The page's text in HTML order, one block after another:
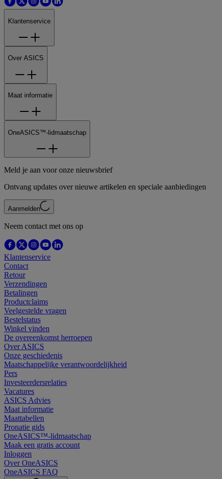
Klantenservice
Over ASICS
Maat informatie
OneASICS™-lidmaatschap
Meld je aan voor onze nieuwsbrief
Ontvang updates over nieuwe artikelen en speciale aanbiedingen
Aanmelden
Neem contact met ons op
Klantenservice
Contact
Retour
Verzendingen
Betalingen
Productclaims
Veelgestelde vragen
Bestelstatus
Winkel vinden
De overeenkomst herroepen
Over ASICS
Onze geschiedenis
Maatschappelijke verantwoordelijkheid
Pers
Investeerdersrelaties
Vacatures
ASICS Advies
Maat informatie
Maattabellen
Pronatie gids
OneASICS™-lidmaatschap
Maak een gratis account
Inloggen
Over OneASICS
OneASICS FAQ